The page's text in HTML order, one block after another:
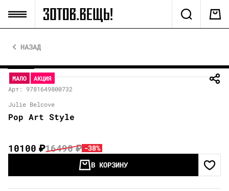
НАЗАД
МАЛО
АКЦИЯ
Арт: 9781649800732
Julie Belcove
Pop Art Style
10100₽16490₽ -38%
В КОРЗИНУ